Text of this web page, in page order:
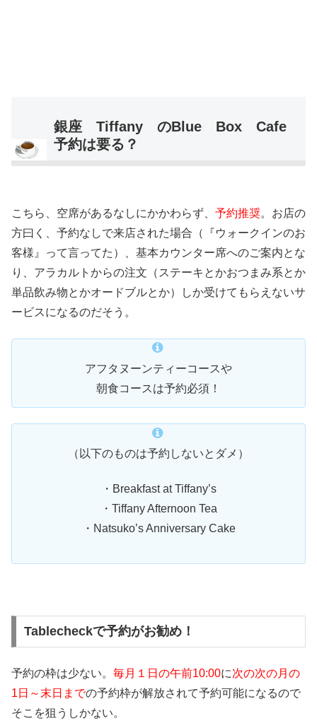
銀座 Tiffany のBlue Box Cafe
予約は要る？
こちら、空席があるなしにかかわらず、 予約推奨。お店の
方曰く、予約なしで来店された場合（『ウォークインのお
客様』って言ってた）、基本カウンター席へのご案内とな
り、アラカルトからの注文（ステーキとかおつまみ系とか
単品飲み物とかオードブルとか）しか受けてもらえないサ
ービスになるのだそう。
アフタヌーンティーコースや
朝食コースは予約必須！
（以下のものは予約しないとダメ）
・Breakfast at Tiffany’s
・Tiffany Afternoon Tea
・Natsuko’s Anniversary Cake
Tablecheckで予約がお勧め！
予約の枠は少ない。 毎月１日の午前10:00に次の次の月の
1日～末日までの予約枠が解放されて予約可能になるので
そこを狙うしかない。